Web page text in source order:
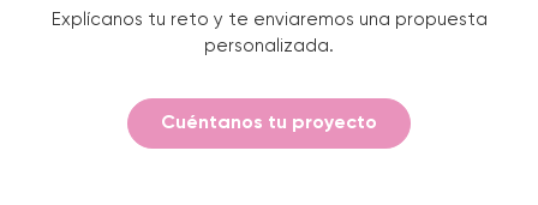
Explícanos tu reto y te enviaremos una propuesta
personalizada.
Cuéntanos tu proyecto